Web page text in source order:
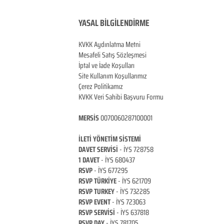
YASAL BİLGİLENDİRME
KVKK Aydınlatma Metni
Mesafeli Satış Sözleşmesi
İptal ve İade Koşulları
Site Kullanım Koşullarımız
Çerez Politikamız
KVKK Veri Sahibi Başvuru Formu
MERSİS0070060287100001
İLETİ YÖNETİM SİSTEMİ
DAVET SERVİSİ- İYS 728758
1 DAVET- İYS 680437
RSVP- İYS 677295
RSVP TÜRKİYE- İYS 621709
RSVP TURKEY- İYS 732285
RSVP EVENT- İYS 723063
RSVP SERVİSİ- İYS 637818